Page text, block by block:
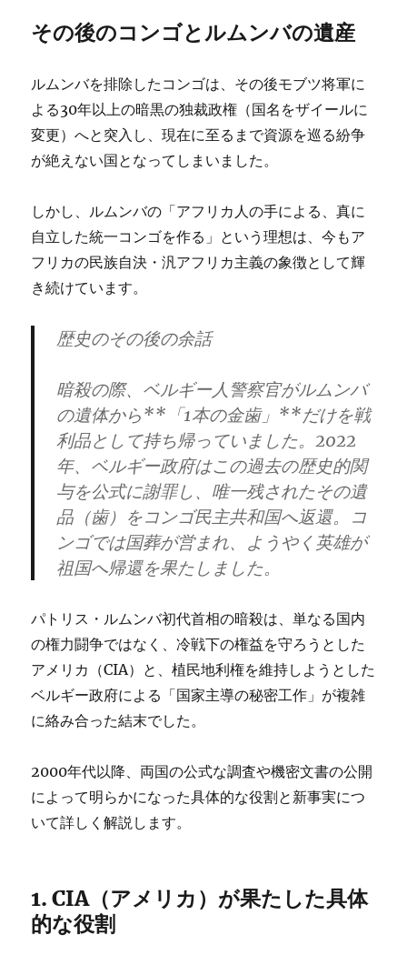
その後のコンゴとルムンバの遺産
ルムンバを排除したコンゴは、その後モブツ将軍に
よる30年以上の暗黒の独裁政権（国名をザイールに
変更）へと突入し、現在に至るまで資源を巡る紛争
が絶えない国となってしまいました。
しかし、ルムンバの「アフリカ人の手による、真に
自立した統一コンゴを作る」という理想は、今もア
フリカの民族自決・汎アフリカ主義の象徴として輝
き続けています。
歴史のその後の余話
暗殺の際、ベルギー人警察官がルムンバ
の遺体から**「1本の金歯」**だけを戦
利品として持ち帰っていました。2022
年、ベルギー政府はこの過去の歴史的関
与を公式に謝罪し、唯一残されたその遺
品（歯）をコンゴ民主共和国へ返還。コ
ンゴでは国葬が営まれ、ようやく英雄が
祖国へ帰還を果たしました。
パトリス・ルムンバ初代首相の暗殺は、単なる国内
の権力闘争ではなく、冷戦下の権益を守ろうとした
アメリカ（CIA）と、植民地利権を維持しようとした
ベルギー政府による「国家主導の秘密工作」が複雑
に絡み合った結末でした。
2000年代以降、両国の公式な調査や機密文書の公開
によって明らかになった具体的な役割と新事実につ
いて詳しく解説します。
1. CIA（アメリカ）が果たした具体
的な役割